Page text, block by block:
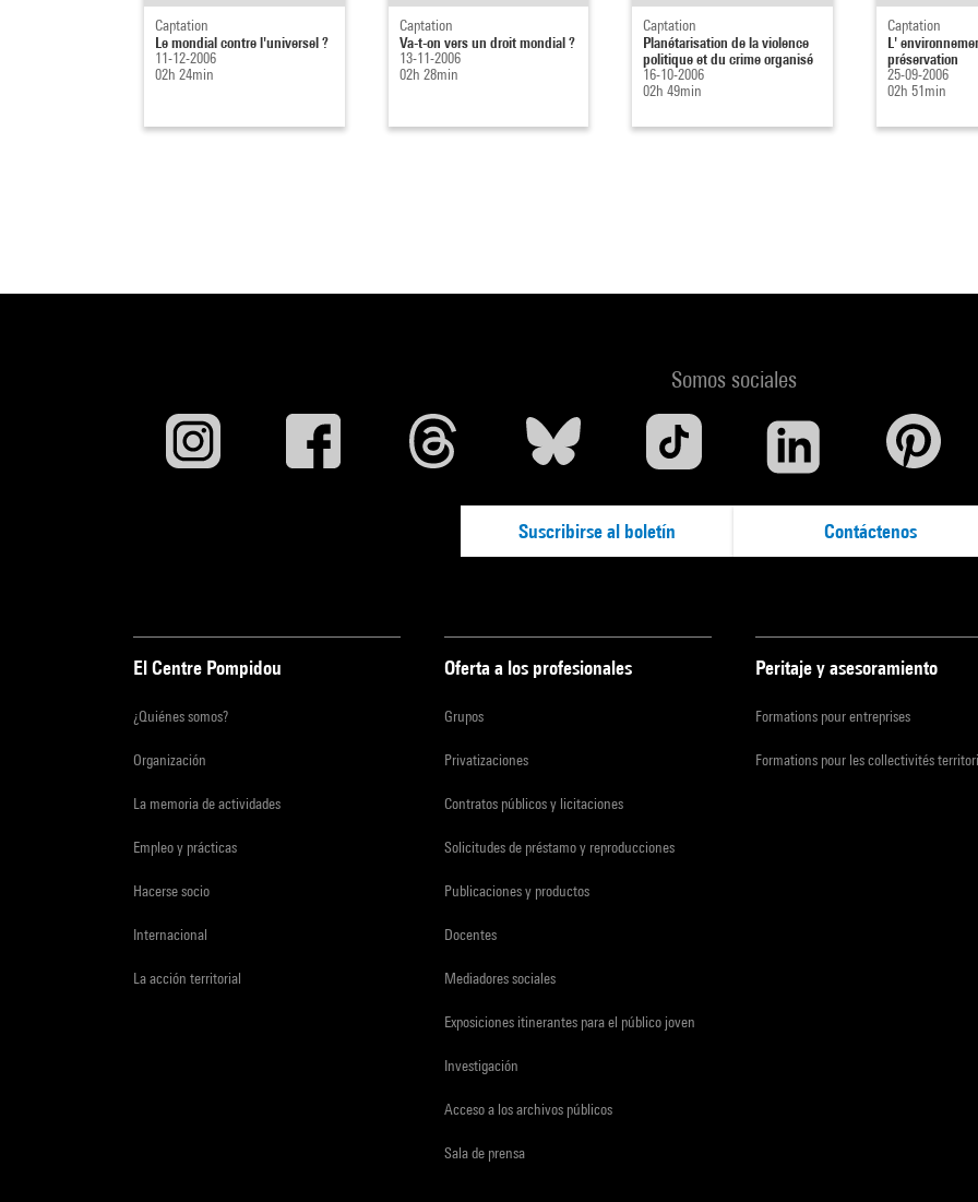
Captation
Le mondial contre l'universel ?
11-12-2006
02h 24min
Captation
Va-t-on vers un droit mondial ?
13-11-2006
02h 28min
Captation
Planétarisation de la violence
politique et du crime organisé
16-10-2006
02h 49min
Captation
L'
préservation
25-09-2006
02h 51min
Somos sociales
Suscribirse al boletín Contáctenos
El Centre Pompidou
¿Quiénes somos?
Organización
La memoria de actividades
Empleo y prácticas
Hacerse socio
Internacional
La acción territorial
Oferta a los profesionales
Grupos
Privatizaciones
Contratos públicos y licitaciones
Solicitudes de préstamo y reproducciones
Publicaciones y productos
Docentes
Mediadores sociales
Exposiciones itinerantes para el público joven
Investigación
Acceso a los archivos públicos
Sala de prensa
Peritaje y asesoramiento
Formations pour entreprises
Formations pour les collectivités